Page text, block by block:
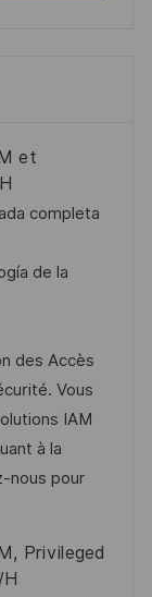
et
completa
de la
des Accès
Vous
IAM
à la
nous pour
Privileged